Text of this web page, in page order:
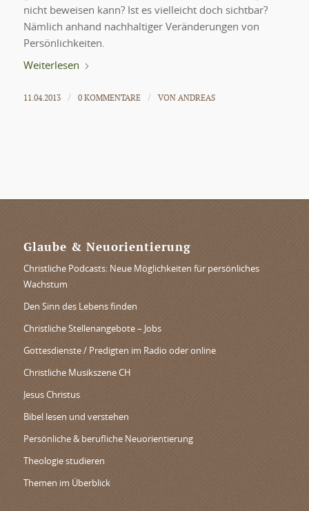
nicht beweisen kann? Ist es vielleicht doch sichtbar?
Nämlich anhand nachhaltiger Veränderungen von
Persönlichkeiten.
Weiterlesen
11.04.2013 / 0 KOMMENTARE / VONANDREAS
Glaube & Neuorientierung
Christliche Podcasts: Neue Möglichkeiten für persönliches
Wachstum
Den Sinn des Lebens finden
Christliche Stellenangebote – Jobs
Gottesdienste / Predigten im Radio oder online
Christliche Musikszene CH
Jesus Christus
Bibel lesen und verstehen
Persönliche & berufliche Neuorientierung
Theologie studieren
Themen im Überblick